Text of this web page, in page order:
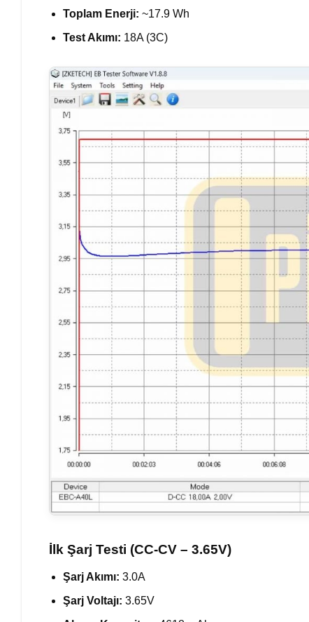
Toplam Enerji: ~17.9 Wh
Test Akımı: 18A (3C)
İlk Şarj Testi (CC-CV – 3.65V)
Şarj Akımı: 3.0A
Şarj Voltajı: 3.65V